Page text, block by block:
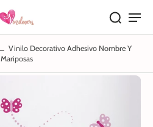
Vinilo Decorativo Adhesivo Nombre Y
Mariposas